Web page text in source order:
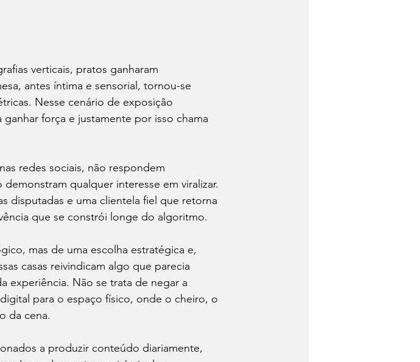
verticais, pratos ganharam
antes íntima e sensorial, tornou-se
Nesse cenário de exposição
força e justamente por isso chama
redes sociais, não respondem
qualquer interesse em viralizar.
disputadas e uma clientela fiel que retorna
que se constrói longe do algoritmo.
mas de uma escolha estratégica e,
casas reivindicam algo que parecia
experiência. Não se trata de negar a
para o espaço físico, onde o cheiro, o
da cena.
a produzir conteúdo diariamente,